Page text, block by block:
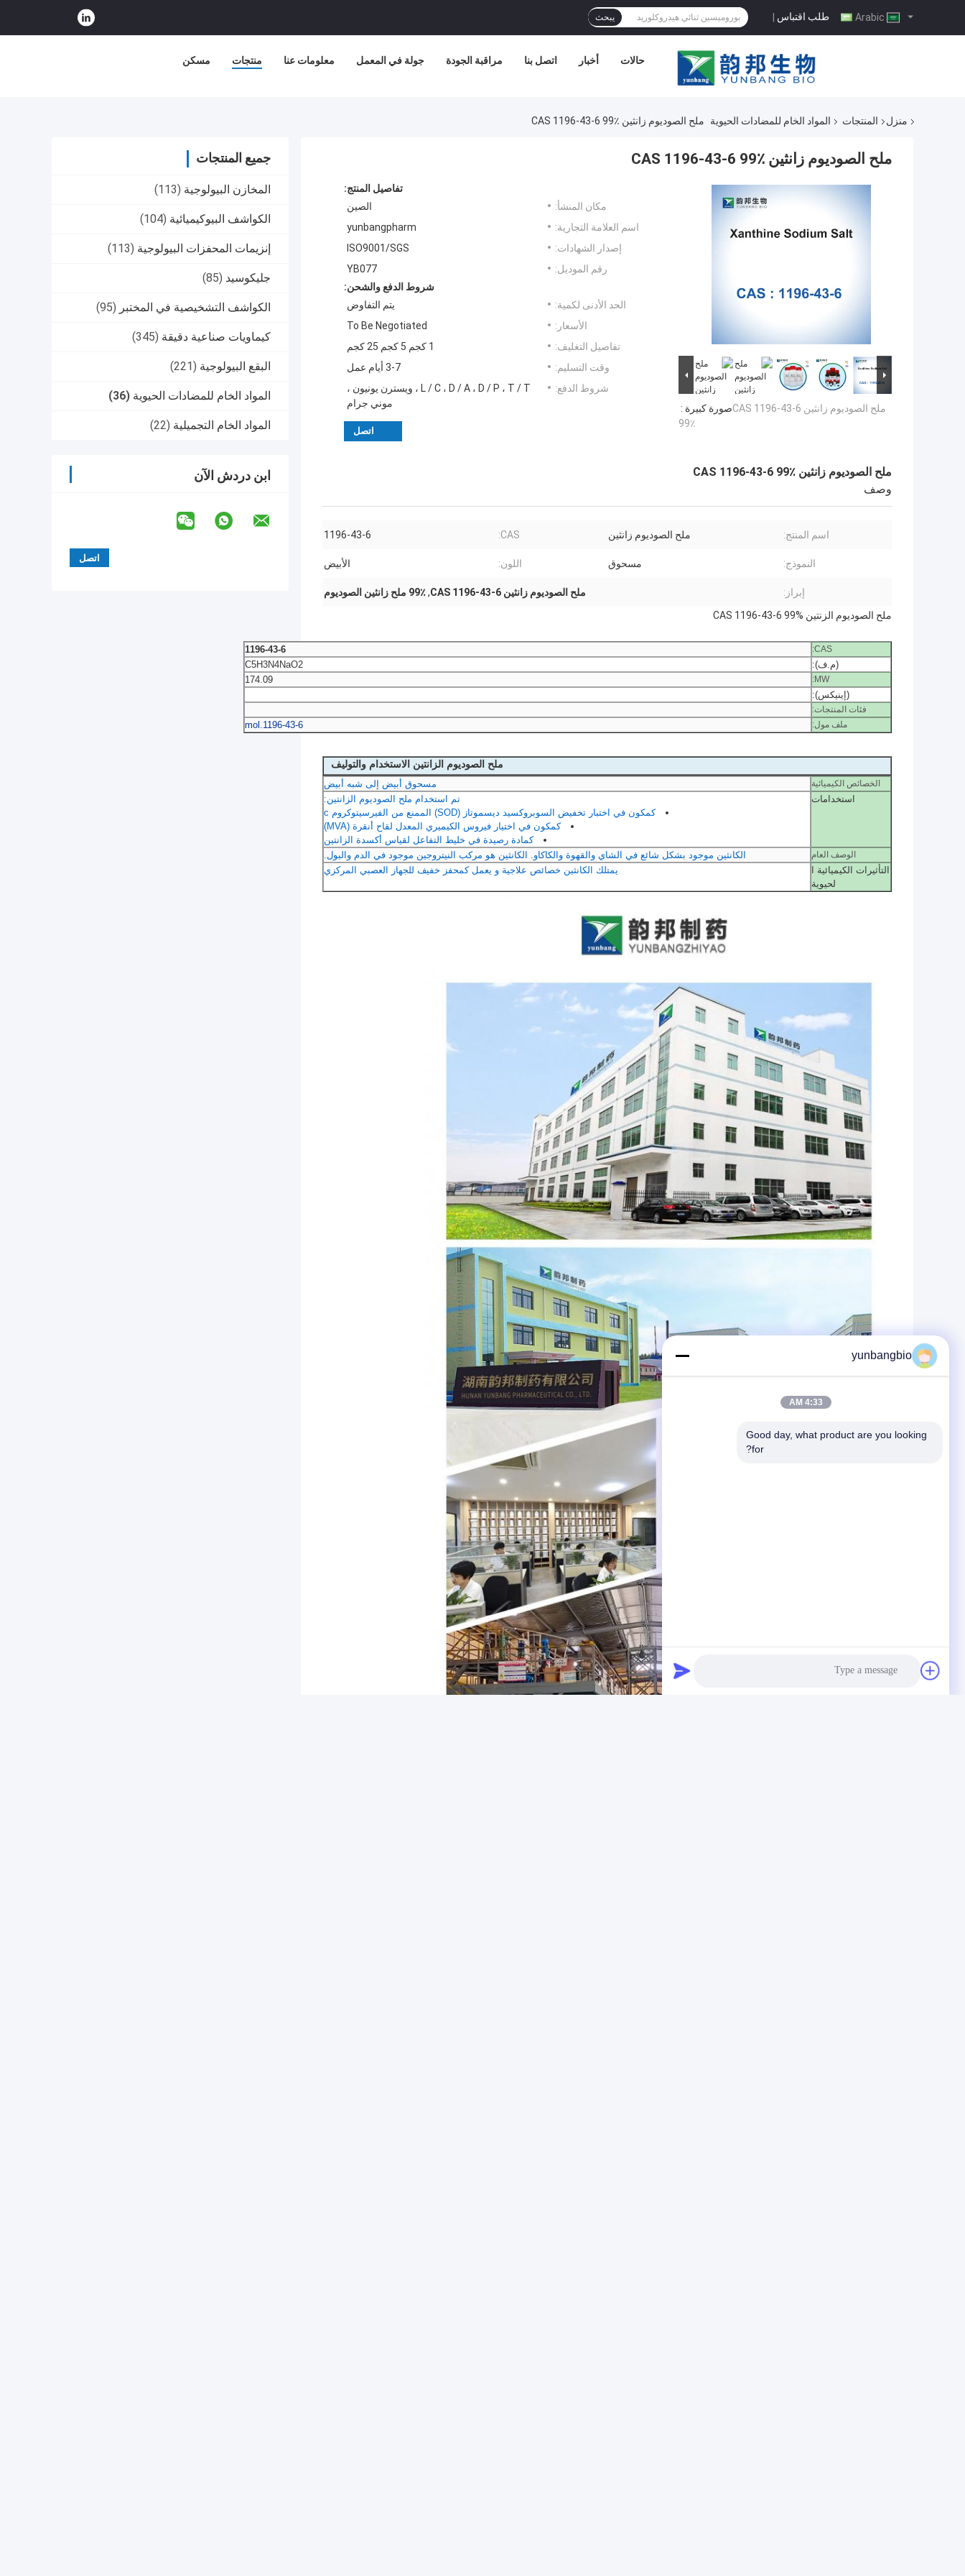
طلب اقتباس | يبحث
مسكن منتجات معلومات عنا جولة في المعمل مراقبة الجودة اتصل بنا أخبار حالات
منزل المنتجات المواد الخام للمضادات الحيوية ملح الصوديوم زانثين CAS 1196-43-6 99٪
جميع المنتجات
المخازن البيولوجية (113)
الكواشف البيوكيميائية (104)
إنزيمات المحفزات البيولوجية (113)
جليكوسيد (85)
الكواشف التشخيصية في المختبر (95)
كيماويات صناعية دقيقة (345)
البقع البيولوجية (221)
المواد الخام للمضادات الحيوية (36)
المواد الخام التجميلية (22)
ابن دردش الآن
ملح الصوديوم زانثين CAS 1196-43-6 99٪
صورة كبيرة :ملح الصوديوم زانثين CAS 1196-43-6
99٪
تفاصيل المنتج:
مكان المنشأ:
الصين
اسم العلامة التجارية:
yunbangpharm
إصدار الشهادات:
ISO9001/SGS
رقم الموديل:
YB077
شروط الدفع والشحن:
الحد الأدنى لكمية:
يتم التفاوض
الأسعار:
To Be Negotiated
تفاصيل التغليف:
1 كجم 5 كجم 25 كجم
وقت التسليم:
3-7 أيام عمل
شروط الدفع:
L / C ، D / A ، D / P ، T / T ، ويسترن يونيون ،
موني جرام
اتصل
ملح الصوديوم زانثين CAS 1196-43-6 99٪
وصف
اسم المنتج: ملح الصوديوم زانثين CAS:
1196-43-6
النموذج: مسحوق اللون: الأبيض
إبراز: ملح الصوديوم زانثين CAS 1196-43-6 , 99٪ ملح زانثين الصوديوم
ملح الصوديوم الزنتين CAS 1196-43-6 99%
CAS:
1196-43-6
(م.ف):
C5H3N4NaO2
MW:
174.09
(إينيكس):
فئات المنتجات:
ملف مول:
1196-43-6.mol
ملح الصوديوم الزانتين الاستخدام والتوليف
الخصائص الكيميائية
مسحوق أبيض إلى شبه أبيض
استخدامات
تم استخدام ملح الصوديوم الزانتين:
كمكون في اختبار تخفيض السوبروكسيد ديسموتاز (SOD) الممنع من الفيرسيتوكروم c
كمكون في اختيار فيروس الكيميري المعدل لقاح أنقرة (MVA)
كمادة رصيدة في خليط التفاعل لقياس أكسدة الزانتين
الوصف العام
الكانثين موجود بشكل شائع في الشاي والقهوة والكاكاو. الكانثين هو مركب النيتروجين موجود في الدم والبول.
التأثيرات الكيميائية ا
لحيوية
يمتلك الكانثين خصائص علاجية و يعمل كمحفز خفيف للجهاز العصبي المركزي
yunbangbio
4:33 AM
Good day, what product are you looking
for?